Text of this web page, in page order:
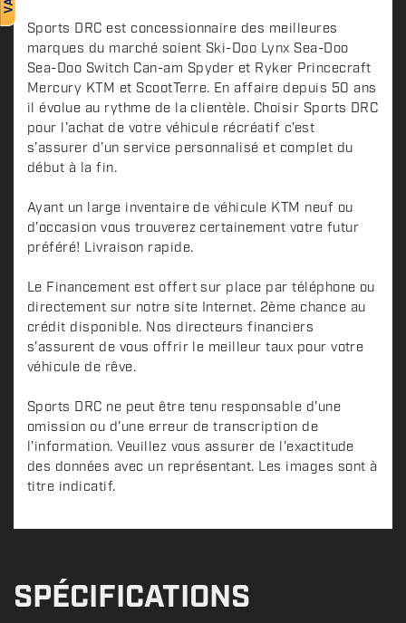
Sports DRC est concessionnaire des meilleures
marques du marché soient Ski-Doo Lynx Sea-Doo
Sea-Doo Switch Can-am Spyder et Ryker Princecraft
Mercury KTM et ScootTerre. En affaire depuis 50 ans
il évolue au rythme de la clientèle. Choisir Sports DRC
pour l’achat de votre véhicule récréatif c’est
s’assurer d’un service personnalisé et complet du
début à la fin.
Ayant un large inventaire de véhicule KTM neuf ou
d'occasion vous trouverez certainement votre futur
préféré! Livraison rapide.
Le Financement est offert sur place par téléphone ou
directement sur notre site Internet. 2ème chance au
crédit disponible. Nos directeurs financiers
s'assurent de vous offrir le meilleur taux pour votre
véhicule de rêve.
Sports DRC ne peut être tenu responsable d'une
omission ou d'une erreur de transcription de
l'information. Veuillez vous assurer de l'exactitude
des données avec un représentant. Les images sont à
titre indicatif.
SPÉCIFICATIONS